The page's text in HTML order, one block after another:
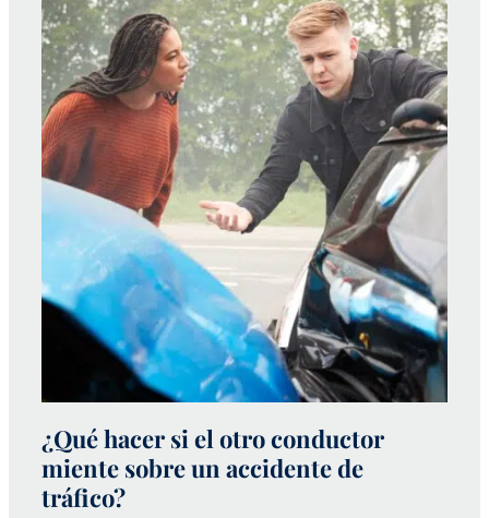
¿Qué hacer si el otro conductor
miente sobre un accidente de
tráfico?